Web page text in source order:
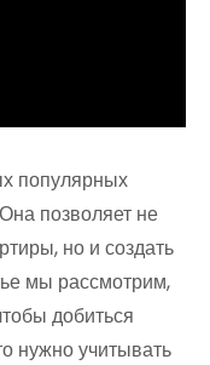
популярных
позволяет не
но и создать
мы рассмотрим,
добиться
нужно учитывать